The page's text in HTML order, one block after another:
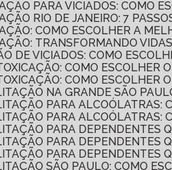
PARA VICIADOS: COMO
RIO DE JANEIRO: 7
COMO ESCOLHER A
TRANSFORMANDO VIDAS
DE VICIADOS: COMO
COMO ESCOLHER
COMO
NA GRANDE SÃO
PARA
PARA
PARA DEPENDENTES
PARA
PARA DEPENDENTES
SÃO PAULO: COMO